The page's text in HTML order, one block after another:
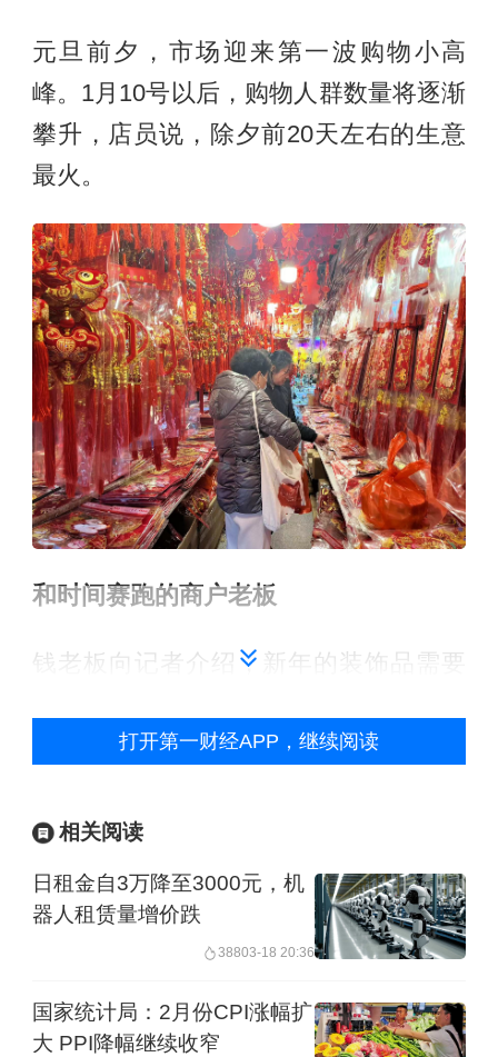
元旦前夕，市场迎来第一波购物小高
峰。1月10号以后，购物人群数量将逐渐
攀升，店员说，除夕前20天左右的生意
最火。
和时间赛跑的商户老板
钱老板向记者介绍，新年的装饰品需要
应赶得上元旦和中国农历新年。来店内
昆山等周边地区的批发商。
店铺内的商品覆盖了客户的差异化需
求。一些散客会挑选放在家里的春联和
倾向于购买大型的地堆摆件。
打开第一财经APP，继续阅读
相关阅读
日租金自3万降至3000元，机
器人租赁量增价跌
38803-18 20:36
国家统计局：2月份CPI涨幅扩
大 PPI降幅继续收窄